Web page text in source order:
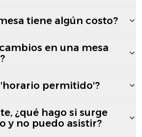
tiene algún costo?
en una mesa
permitido'?
¿qué hago si surge
y no puedo asistir?